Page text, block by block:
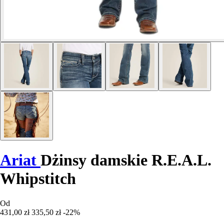
Ariat Dżinsy damskie R.E.A.L.
Whipstitch
Od
431,00 zł 335,50 zł -22%